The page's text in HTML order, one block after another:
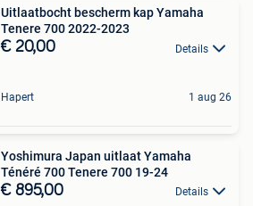
Uitlaatbocht bescherm kap Yamaha
Tenere 700 2022-2023
€ 20,00 Details
Hapert 1 aug 26
Yoshimura Japan uitlaat Yamaha
Ténéré 700 Tenere 700 19-24
€ 895,00 Details